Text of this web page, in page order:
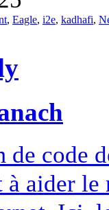
, Eagle, i2e, kadhafi,
de code
à aider